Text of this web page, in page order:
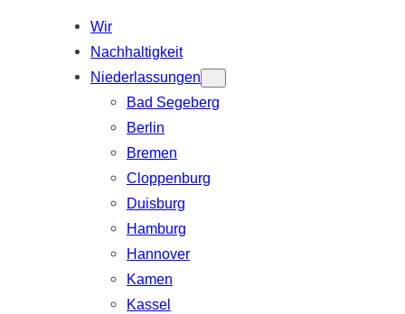
n
Wir
Nachhaltigkeit
Niederlassungen
Bad Segeberg
Berlin
Bremen
Cloppenburg
Duisburg
Hamburg
Hannover
Kamen
Kassel